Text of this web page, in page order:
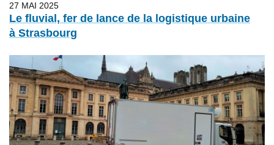
27 MAI 2025
Le fluvial, fer de lance de la logistique urbaine
à Strasbourg